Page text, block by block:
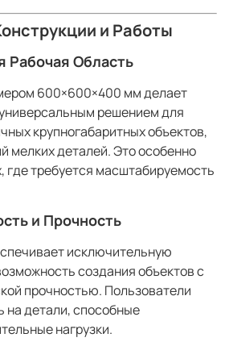
и Работы
Рабочая Область
600×600×400 мм делает
решением для
крупногабаритных объектов,
мелких деталей. Это особенно
где требуется масштабируемость
и Прочность
исключительную
создания объектов с
прочностью. Пользователи
на детали, способные
нагрузки.